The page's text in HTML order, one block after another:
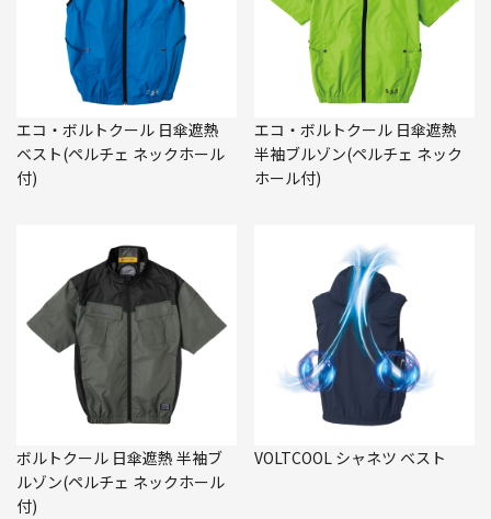
エコ・ボルトクール 日傘遮熱
ベスト(ペルチェ ネックホール
付)
エコ・ボルトクール 日傘遮熱
半袖ブルゾン(ペルチェ ネック
ホール付)
ボルトクール 日傘遮熱 半袖ブ
ルゾン(ペルチェ ネックホール
付)
VOLTCOOL シャネツ ベスト